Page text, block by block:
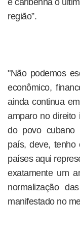
e caribenha o
região”.
"Não podemos
econômico,
ainda continua
amparo no direito
do povo cubano
país, deve, tenho
países aqui
exatamente um
normalização
manifestado no